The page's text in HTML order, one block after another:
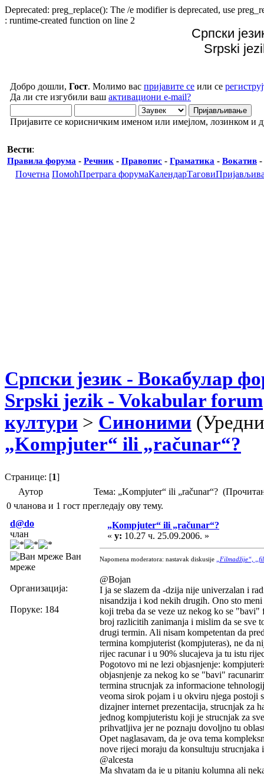
Deprecated: preg_replace(): The /e modifier is deprecated, use
: runtime-created function on line 2
Српски
Srpski
Добро дошли, Гост. Молимо вас пријавите се или се
Да ли сте изгубили ваш активациони e-mail?
Пријавите се корисничким именом или имејлом, лозинком и
Вести:
Правила форума - Речник - Правопис - Граматика - Вокатив -
Почетна ПомоћПретрага форумаКалендарТагови
Српски језик - Вокабулар
Srpski jezik - Vokabular forum
култури > Синоними
„Kompjuter“ ili „računar“?
Странице: [1]
Аутор
Тема: „Kompjuter“ ili „računar“?
0 чланова и 1 гост прегледају ову тему.
d@do
члан
Ван
мреже
Организација:
Поруке: 184
„Kompjuter“ ili „računar“?
« у: 10.27 ч. 25.09.2006. »
Napomena moderatora: nastavak diskusije „Filmadžije“,
@Bojan
I ja se slazem da -dzija nije univerzalan i
nisandzija i kod nekih drugih. Ono sto
koji treba da se veze uz nekog ko se
broj razlicitih zanimanja i mislim da se sve
drugi termin. Ali nisam kompetentan da
termina kompjuterist (kompjuteras), ne da
rijec racunar i u 90% slucajeva ja tu istu
Pogotovo mi ne lezi objasnjenje:
objasnjenje za nekog ko se "bavi"
termina strucnjak za informacione
veoma sirok pojam i u okviru njega postoji
dizajner internet prezentacija, strucnjak za
jednog kompjuteristu koji je strucnjak za
prihvatljiva jer ne poznaju dovoljno tu
Opet naglasavam, da je ova tema
nove rijeci moraju da konsultuju
@alcesta
Ma shvatam da je u pitanju kolumna ali